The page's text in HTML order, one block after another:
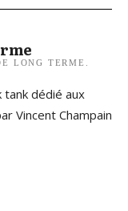
LONG TERME.
dédié aux
Vincent Champain